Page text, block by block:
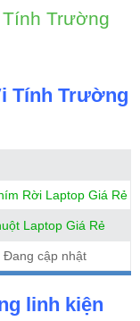
Trường
Tính Trường
Rời Laptop Giá Rẻ
Laptop Giá Rẻ
Đang cập nhật
linh kiện